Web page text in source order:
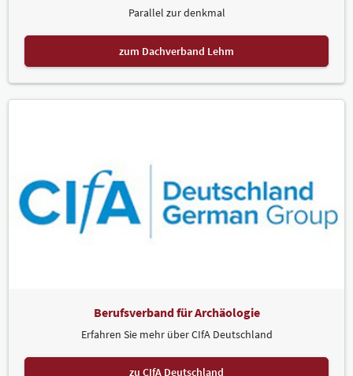
Parallel zur denkmal
zum Dachverband Lehm
Berufsverband für Archäologie
Erfahren Sie mehr über CIfA Deutschland
zu CIfA Deutschland